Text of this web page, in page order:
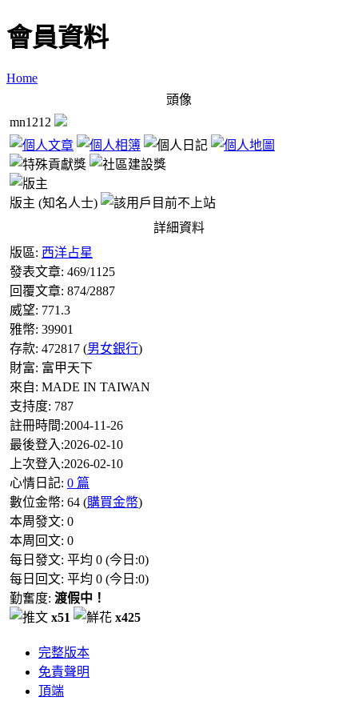
會員資料
Home
頭像
mn1212
版主 (知名人士)
詳細資料
版區: 西洋占星
發表文章: 469/1125
回覆文章: 874/2887
威望: 771.3
雅幣: 39901
存款: 472817 (男女銀行)
財富: 富甲天下
來自: MADE IN TAIWAN
支持度: 787
註冊時間:2004-11-26
最後登入:2026-02-10
上次登入:2026-02-10
心情日記: 0 篇
數位金幣: 64 (購買金幣)
本周發文: 0
本周回文: 0
每日發文: 平均 0 (今日:0)
每日回文: 平均 0 (今日:0)
勤奮度: 渡假中！
x51
x425
完整版本
免責聲明
頂端